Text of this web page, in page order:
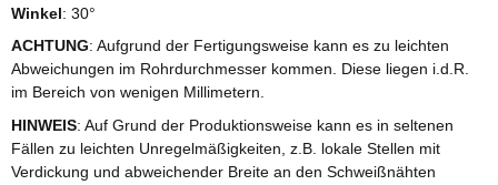
Winkel: 30°
ACHTUNG: Aufgrund der Fertigungsweise kann es zu leichten
Abweichungen im Rohrdurchmesser kommen. Diese liegen i.d.R.
im Bereich von wenigen Millimetern.
HINWEIS: Auf Grund der Produktionsweise kann es in seltenen
Fällen zu leichten Unregelmäßigkeiten, z.B. lokale Stellen mit
Verdickung und abweichender Breite an den Schweißnähten